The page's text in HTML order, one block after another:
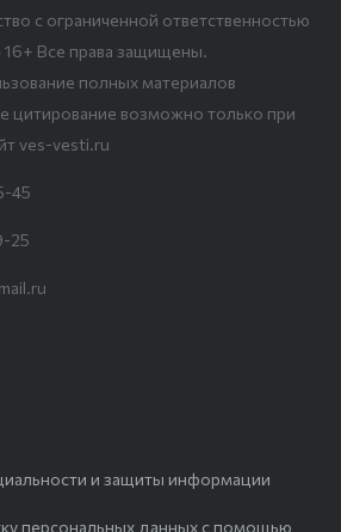
с ограниченной ответственностью
16+ Все права защищены.
полных материалов
цитирование возможно только при
ves-vesti.ru
45
25
и защиты информации
персональных данных с помощью